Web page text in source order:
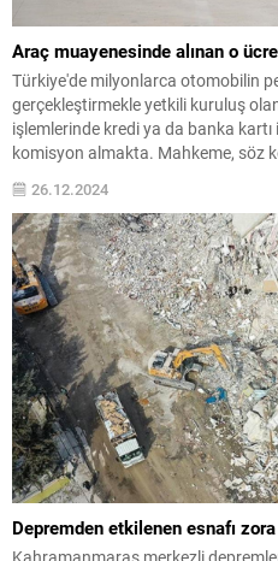
Araç muayenesinde alınan o
Türkiye'de milyonlarca otomobilin
gerçekleştirmekle yetkili kuruluş
işlemlerinde kredi ya da banka kartı
komisyon almakta. Mahkeme, söz
iadesine karar verdi.
26.12.2024
Depremden etkilenen esnafı
Kahramanmaraş merkezli